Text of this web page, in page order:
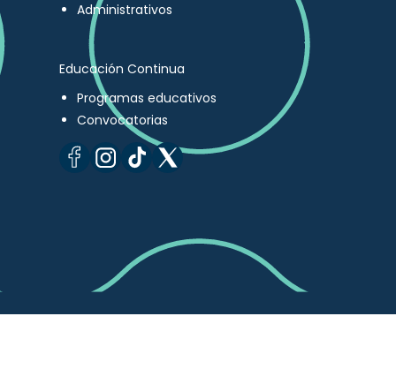
Administrativos
Educación Continua
Programas educativos
Convocatorias